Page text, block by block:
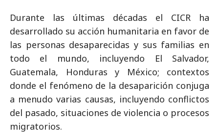
Durante las últimas décadas el CICR ha
desarrollado su acción humanitaria en favor de
las personas desaparecidas y sus familias en
todo el mundo, incluyendo El Salvador,
Guatemala, Honduras y México; contextos
donde el fenómeno de la desaparición conjuga
a menudo varias causas, incluyendo conflictos
del pasado, situaciones de violencia o procesos
migratorios.